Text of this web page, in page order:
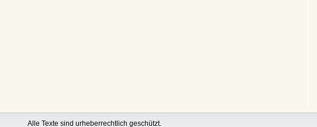
Alle Texte sind urheberrechtlich geschützt.